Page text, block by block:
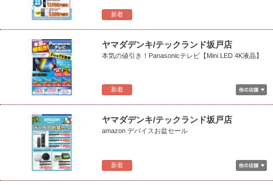
新着
新着
ヤマダデンキ/テックランド坂戸店
本気の値引き！Panasonicテレビ【Mini LED 4K液晶】
新着
ヤマダデンキ/テックランド坂戸店
amazon デバイスお盆セール